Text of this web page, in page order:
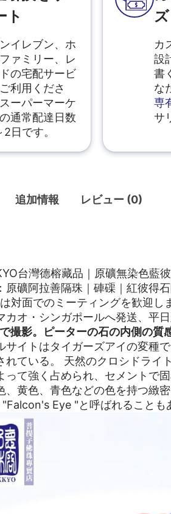
ト
イレブン、ホ
ァミリー、レ
の宅配サービ
利用くださ
ーパーマーケ
通常配達日数
2日です。
カ
設
書
な
専
サ
追加情報 レビュー (0)
台灣德榕藏品｜原礦無染色藍
礦阿拉善隔珠｜硨磲｜紅彼得
対面でのミーティングを歓迎し
カオ・シンガポールへ発送、平日
撮影。ピーターの石の内側の質
サイトはタイガーズアイの変種
れている。 天然のクロシドライ
って強く占められ、セメントで
、黄色、青色などの色を持つ緻
Eye "と呼ばれることも